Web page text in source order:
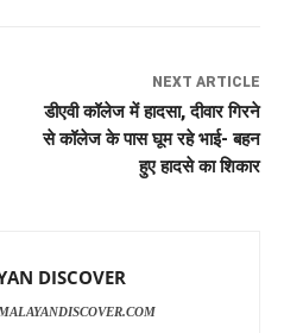
NEXT ARTICLE
डीएवी कॉलेज में हादसा, दीवार गिरने
से कॉलेज के पास घूम रहे भाई- बहन
हुए हादसे का शिकार
DISCOVER